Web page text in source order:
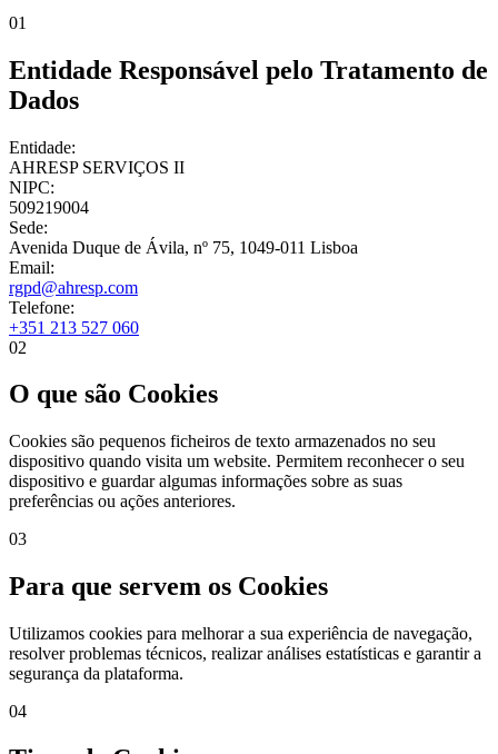
01
Entidade Responsável pelo Tratamento de
Dados
Entidade:
AHRESP SERVIÇOS II
NIPC:
509219004
Sede:
Avenida Duque de Ávila, nº 75, 1049-011 Lisboa
Email:
rgpd@ahresp.com
Telefone:
+351 213 527 060
02
O que são Cookies
Cookies são pequenos ficheiros de texto armazenados no seu
dispositivo quando visita um website. Permitem reconhecer o seu
dispositivo e guardar algumas informações sobre as suas
preferências ou ações anteriores.
03
Para que servem os Cookies
Utilizamos cookies para melhorar a sua experiência de navegação,
resolver problemas técnicos, realizar análises estatísticas e garantir a
segurança da plataforma.
04